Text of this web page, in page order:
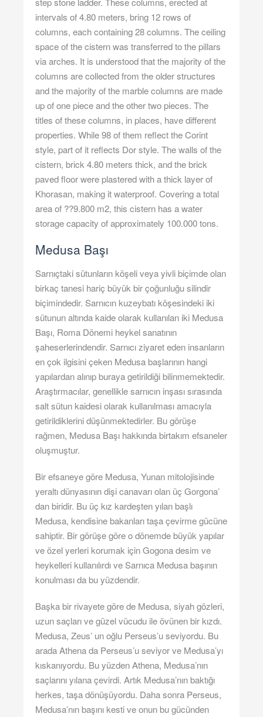
intervals of 4.80 meters, bring 12 rows of
columns, each containing 28 columns. The ceiling
space of the cistern was transferred to the pillars
via arches. It is understood that the majority of the
columns are collected from the older structures
and the majority of the marble columns are made
up of one piece and the other two pieces. The
titles of these columns, in places, have different
properties. While 98 of them reflect the Corint
style, part of it reflects Dor style. The walls of the
cistern, brick 4.80 meters thick, and the brick
paved floor were plastered with a thick layer of
Khorasan, making it waterproof. Covering a total
area of ??9.800 m2, this cistern has a water
storage capacity of approximately 100.000 tons.
Medusa Başı
Sarnıçtaki sütunların köşeli veya yivli biçimde olan
birkaç tanesi hariç büyük bir çoğunluğu silindir
biçimindedir. Sarnıcın kuzeybatı köşesindeki iki
sütunun altında kaide olarak kullanılan iki Medusa
Başı, Roma Dönemi heykel sanatının
şaheserlerindendir. Sarnıcı ziyaret eden insanların
en çok ilgisini çeken Medusa başlarının hangi
yapılardan alınıp buraya getirildiği bilinmemektedir.
Araştırmacılar, genellikle sarnıcın inşası sırasında
salt sütun kaidesi olarak kullanılması amacıyla
getirildiklerini düşünmektedirler. Bu görüşe
rağmen, Medusa Başı hakkında birtakım efsaneler
oluşmuştur.
Bir efsaneye göre Medusa, Yunan mitolojisinde
yeraltı dünyasının dişi canavarı olan üç Gorgona’
dan biridir. Bu üç kız kardeşten yılan başlı
Medusa, kendisine bakanları taşa çevirme gücüne
sahiptir. Bir görüşe göre o dönemde büyük yapılar
ve özel yerleri korumak için Gogona desim ve
heykelleri kullanılırdı ve Sarnıca Medusa başının
konulması da bu yüzdendir.
Başka bir rivayete göre de Medusa, siyah gözleri,
uzun saçları ve güzel vücudu ile övünen bir kızdı.
Medusa, Zeus’ un oğlu Perseus’u seviyordu. Bu
arada Athena da Perseus’u seviyor ve Medusa’yı
kıskanıyordu. Bu yüzden Athena, Medusa’nın
saçlarını yılana çevirdi. Artık Medusa’nın baktığı
herkes, taşa dönüşüyordu. Daha sonra Perseus,
Medusa’nın başını kesti ve onun bu gücünden